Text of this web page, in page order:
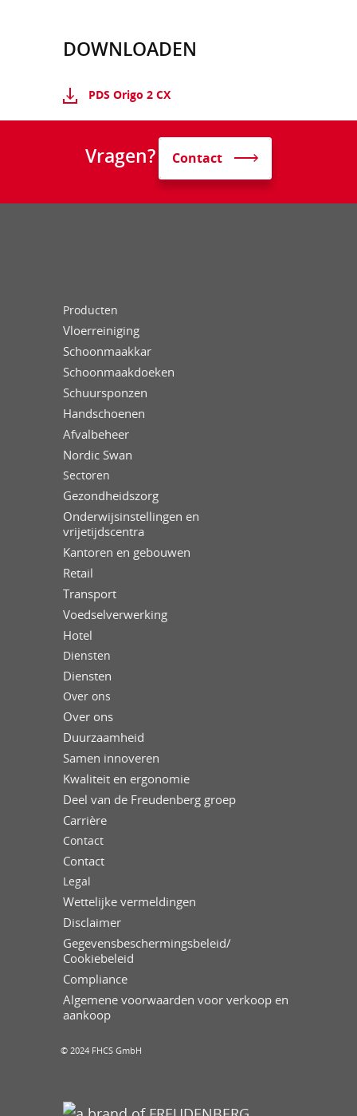
DOWNLOADEN
PDS Origo 2 CX
Vragen? Contact
Producten
Vloerreiniging
Schoonmaakkar
Schoonmaakdoeken
Schuursponzen
Handschoenen
Afvalbeheer
Nordic Swan
Sectoren
Gezondheidszorg
Onderwijsinstellingen en
vrijetijdscentra
Kantoren en gebouwen
Retail
Transport
Voedselverwerking
Hotel
Diensten
Diensten
Over ons
Over ons
Duurzaamheid
Samen innoveren
Kwaliteit en ergonomie
Deel van de Freudenberg groep
Carrière
Contact
Contact
Legal
Wettelijke vermeldingen
Disclaimer
Gegevensbeschermingsbeleid/
Cookiebeleid
Compliance
Algemene voorwaarden voor verkoop en
aankoop
© 2024 FHCS GmbH